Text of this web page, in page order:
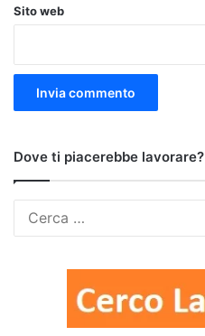
Sito web
Dove ti piacerebbe lavorare?